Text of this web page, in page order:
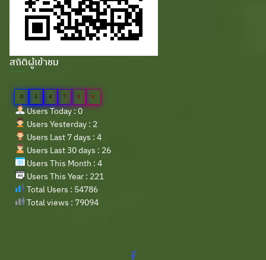
สถิติผู้เข้าชม
0 5 4 7 8 6
Users Today : 0
Users Yesterday : 2
Users Last 7 days : 4
Users Last 30 days : 26
Users This Month : 4
Users This Year : 221
Total Users : 54786
Total views : 79094